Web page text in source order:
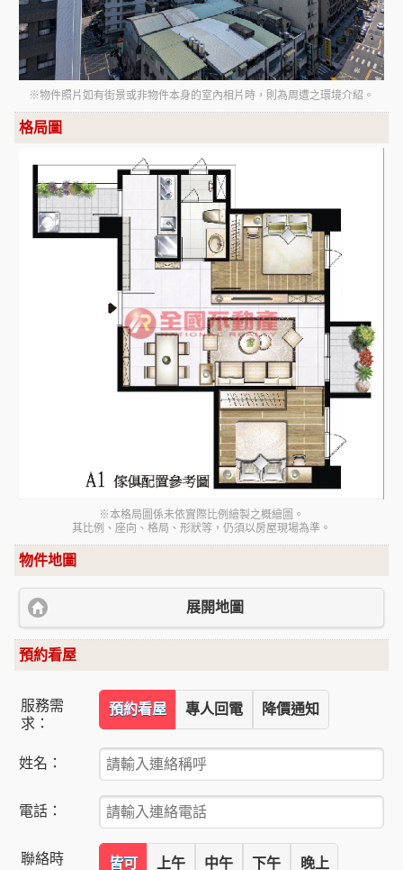
※物件照片如有街景或非物件本身的室內相片時，則為周遭之環境介紹。
格局圖
※本格局圖係未依實際比例繪製之概繪圖。
其比例、座向、格局、形狀等，仍須以房屋現場為準。
物件地圖
展開地圖
預約看屋
服務需
求：
預約看屋 專人回電 降價通知
姓名：
電話：
聯絡時
皆可 上午 中午 下午 晚上